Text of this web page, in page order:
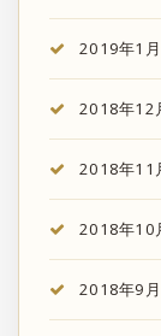
2019年1月
2018年12
2018年11
2018年10
2018年9月